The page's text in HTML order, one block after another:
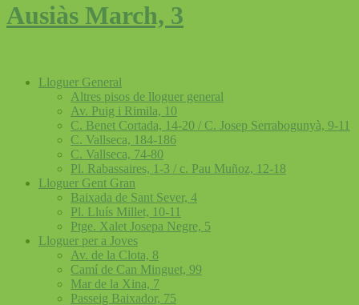
Ausiàs March, 3
Lloguer General
Altres pisos de lloguer general
Av. Puig i Rimila, 10
C. Benet Cortada, 14-20 / C. Josep Serrabogunyà, 9-11
C. Vallseca, 184-186
C. Vallseca, 74-80
Pl. Rabassaires, 1-3 / c. Pau Muñoz, 12-18
Lloguer Gent Gran
Baixada de Sant Sever, 4
Pl. Lluís Millet, 10-11
Ptge. Xalet Josepa Negre, 5
Lloguer per a Joves
Av. de la Clota, 8
Camí de Can Minguet, 99
Mar de la Xina, 7
Passeig Baixador, 75